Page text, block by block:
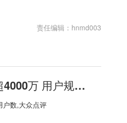
责任编辑：hnmd003
每日速讯：高德扫街榜上线一天用户超4000万 用户规模超越大众点评
户数,大众点评